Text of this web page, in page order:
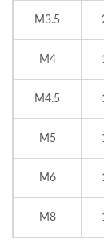
M3.5
M4
M4.5
M5
M6
M8